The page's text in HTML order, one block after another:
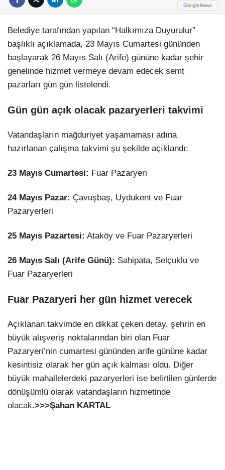
Belediye tarafından yapılan “Halkımıza Duyurulur”
başlıklı açıklamada, 23 Mayıs Cumartesi gününden
başlayarak 26 Mayıs Salı (Arife) gününe kadar şehir
genelinde hizmet vermeye devam edecek semt
pazarları gün gün listelendi.
Gün gün açık olacak pazaryerleri takvimi
Vatandaşların mağduriyet yaşamaması adına
hazırlanan çalışma takvimi şu şekilde açıklandı:
23 Mayıs Cumartesi: Fuar Pazaryeri
24 Mayıs Pazar: Çavuşbaş, Uydukent ve Fuar
Pazaryerleri
25 Mayıs Pazartesi: Ataköy ve Fuar Pazaryerleri
26 Mayıs Salı (Arife Günü): Sahipata, Selçuklu ve
Fuar Pazaryerleri
Fuar Pazaryeri her gün hizmet verecek
Açıklanan takvimde en dikkat çeken detay, şehrin en
büyük alışveriş noktalarından biri olan Fuar
Pazaryeri’nin cumartesi gününden arife gününe kadar
kesintisiz olarak her gün açık kalması oldu. Diğer
büyük mahallelerdeki pazaryerleri ise belirtilen günlerde
dönüşümlü olarak vatandaşların hizmetinde
olacak.>>>Şahan KARTAL